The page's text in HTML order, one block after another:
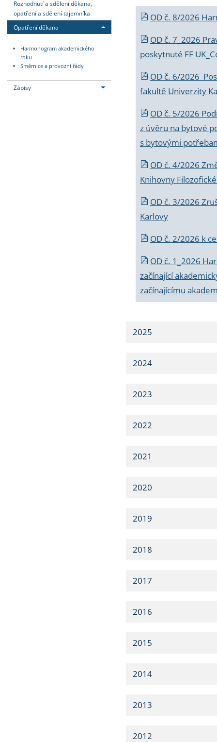
Rozhodnutí a sdělení děkana,
opatření a sdělení tajemníka
Opatření děkana
Harmonogram akademického
roku
Směrnice a provozní řády
Zápisy
OD č. 8/2026
OD č. 7_2026
poskytnuté FF
OD č. 6/2026
fakultě Univerzity
OD č. 5/2026
z úvěru na bytové
s bytovými
OD č. 4/2026
Knihovny
OD č. 3/2026
Karlovy
OD č. 2/2026 k
OD č. 1_2026
začínající
začínajícímu
2025
2024
2023
2022
2021
2020
2019
2018
2017
2016
2015
2014
2013
2012